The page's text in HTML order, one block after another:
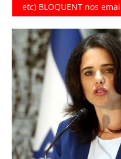
etc) BLOQUENT nos